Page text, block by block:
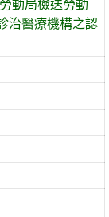
動局檢送勞動
治醫療機構之認